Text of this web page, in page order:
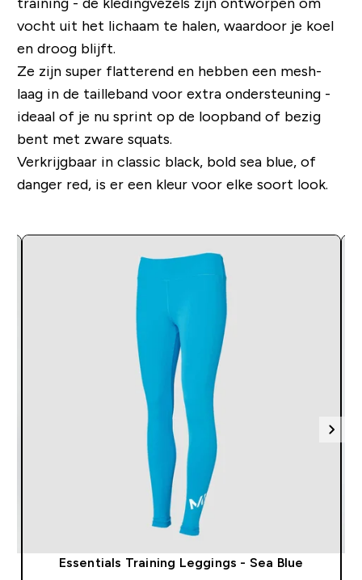
vocht uit het lichaam te halen, waardoor je koel
en droog blijft.
Ze zijn super flatterend en hebben een mesh-
laag in de tailleband voor extra ondersteuning -
ideaal of je nu sprint op de loopband of bezig
bent met zware squats.
Verkrijgbaar in classic black, bold sea blue, of
danger red, is er een kleur voor elke soort look.
Essentials Training Leggings - Sea Blue